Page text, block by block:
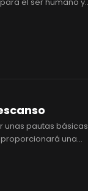
unas pautas básicas
una